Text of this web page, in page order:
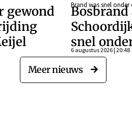
gewond
Brand was snel
Bosbrand
snel
6 augustus 2026 | 20:48
Meer nieuws